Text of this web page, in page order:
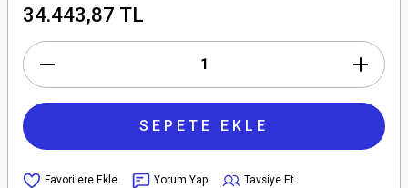
34.443,87 TL
SEPETE EKLE
Yorum Yap
Tavsiye Et